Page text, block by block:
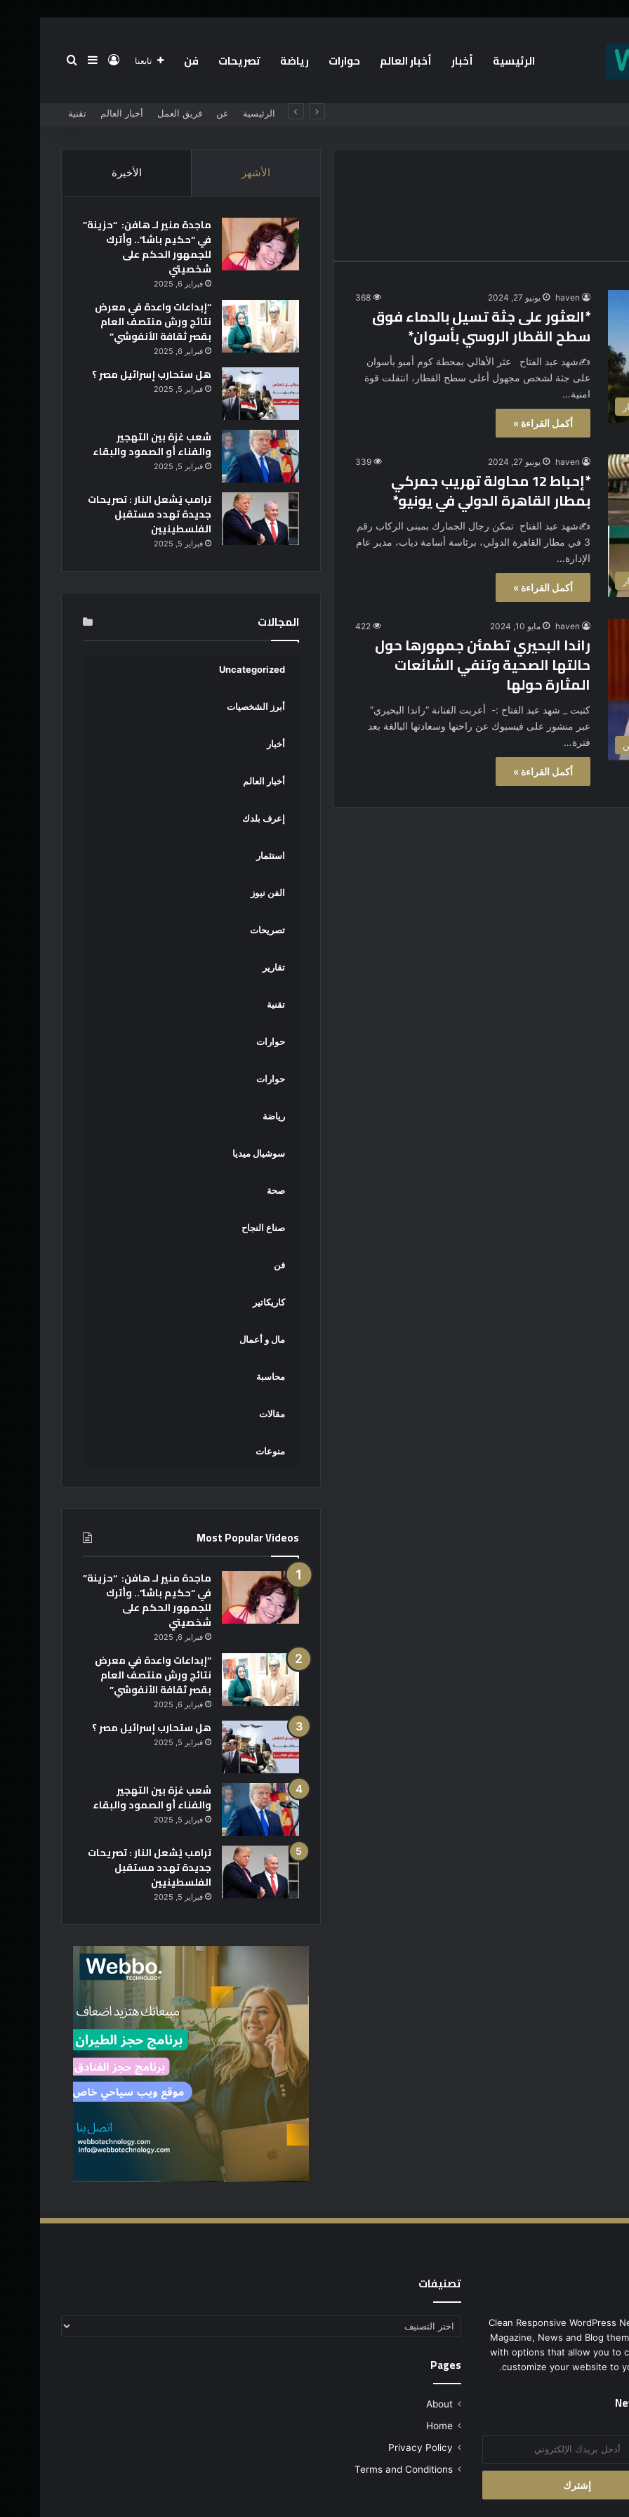
الرئيسية أخبار أخبار العالم حوارات رياضة تصريحات فن تابعنا تسجيل الدخول
إضافة عمود جانبي
الرئيسية عن فريق العمل أخبار العالم تقنية
haven يونيو 27, 2024 368
*العثور على جثة تسيل بالدماء فوق
سطح القطار الروسي بأسوان*
✍️شهد عبد الفتاح عثر الأهالي بمحطة كوم أمبو بأسوان
على جثة لشخص مجهول أعلى سطح القطار، انتقلت قوة
امنية…
أكمل القراءة »
haven يونيو 27, 2024 339
*إحباط 12 محاولة تهريب جمركي
بمطار القاهرة الدولي في يونيو*
✍️شهد عبد الفتاح تمكن رجال الجمارك بمبنى الركاب رقم
3 في مطار القاهرة الدولي، برئاسة أسامة دياب، مدير عام
الإدارة…
أكمل القراءة »
haven مايو 10, 2024 422
راندا البحيري تطمئن جمهورها حول
حالتها الصحية وتنفي الشائعات
المثارة حولها
كتبت _ شهد عبد الفتاح :- أعربت الفنانة “راندا البحيري”
عبر منشور على فيسبوك عن راحتها وسعادتها البالغة بعد
فترة…
أكمل القراءة »
الأشهر الأخيرة
ماجدة منير لـ هافن: “حزينة”
في “حكيم باشا”.. وأترك
للجمهور الحكم على
شخصيتي
فبراير 6, 2025
“إبداعات واعدة في معرض
نتائج ورش منتصف العام
بقصر ثقافة الأنفوشي”
فبراير 6, 2025
هل ستحارب إسرائيل مصر ؟
فبراير 5, 2025
شعب غزة بين التهجير
والفناء أو الصمود والبقاء
فبراير 5, 2025
ترامب يُشعل النار : تصريحات
جديدة تهدد مستقبل
الفلسطينيين
فبراير 5, 2025
المجالات
Uncategorized
أبرز الشخصيات
أخبار
أخبار العالم
إعرف بلدك
استثمار
الفن نيوز
تصريحات
تقارير
تقنية
حوارات
حوارات
رياضة
سوشيال ميديا
صحة
صناع النجاح
فن
كاريكاتير
مال و أعمال
محاسبة
مقالات
منوعات
Most Popular Videos
ماجدة منير لـ هافن: “حزينة”
في “حكيم باشا”.. وأترك
للجمهور الحكم على
شخصيتي
فبراير 6, 2025
“إبداعات واعدة في معرض
نتائج ورش منتصف العام
بقصر ثقافة الأنفوشي”
فبراير 6, 2025
هل ستحارب إسرائيل مصر ؟
فبراير 5, 2025
شعب غزة بين التهجير
والفناء أو الصمود والبقاء
فبراير 5, 2025
ترامب يُشعل النار : تصريحات
جديدة تهدد مستقبل
الفلسطينيين
فبراير 5, 2025
Clean Responsive WordPress
Magazine, News and Blog
with options that allow you to
customize your website to
تصنيفات
تصنيفات
Pages
About
Home
Privacy Policy
Terms and Conditions